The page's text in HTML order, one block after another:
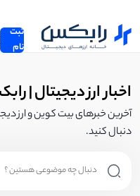
ثبت
نام
اخبار ارز دیجیتال |
آخرین خبرهای بیت کوین و ارز
دنبال کنید.